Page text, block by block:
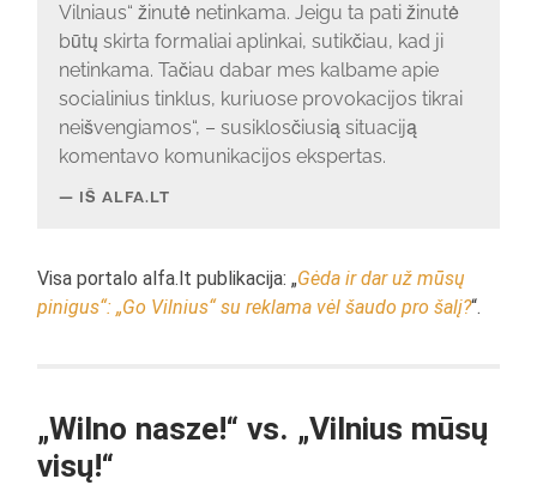
Vilniaus“ žinutė netinkama. Jeigu ta pati žinutė
būtų skirta formaliai aplinkai, sutikčiau, kad ji
netinkama. Tačiau dabar mes kalbame apie
socialinius tinklus, kuriuose provokacijos tikrai
neišvengiamos“, – susiklosčiusią situaciją
komentavo komunikacijos ekspertas.
IŠ ALFA.LT
Visa portalo alfa.lt publikacija: „Gėda ir dar už mūsų
pinigus“: „Go Vilnius“ su reklama vėl šaudo pro šalį?“.
„Wilno nasze!“ vs. „Vilnius mūsų
visų!“